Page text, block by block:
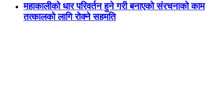
महाकालीको धार परिवर्तन हुने गरी बनाएको संरचनाको काम
तत्कालको लागि रोक्ने सहमति